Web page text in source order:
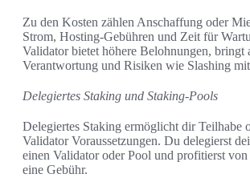
Zu den Kosten zählen Anschaffung oder
Strom, Hosting-Gebühren und Zeit für
Validator bietet höhere Belohnungen, bringt
Verantwortung und Risiken wie Slashing
Delegiertes Staking und Staking-Pools
Delegiertes Staking ermöglicht dir Teilhabe
Validator Voraussetzungen. Du delegierst
einen Validator oder Pool und profitierst von
eine Gebühr.